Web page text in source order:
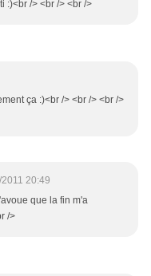
:)<br /> <br /> <br />
ça :)<br /> <br /> <br />
20:49
que la fin m'a
/>